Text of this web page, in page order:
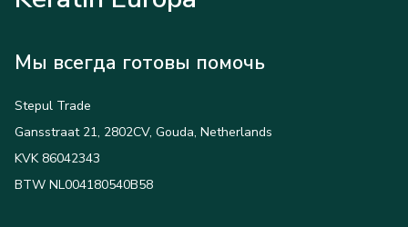
Мы всегда готовы помочь
Stepul Trade
Gansstraat 21, 2802CV, Gouda, Netherlands
KVK 86042343
BTW NL004180540B58